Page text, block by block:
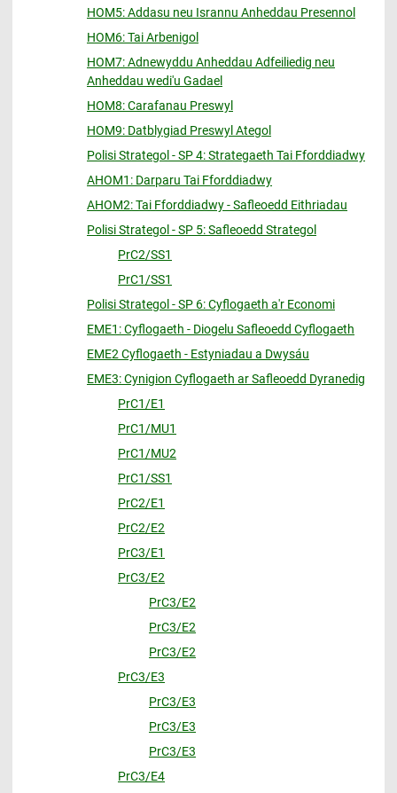
HOM5: Addasu neu Isrannu Anheddau Presennol
HOM6: Tai Arbenigol
HOM7: Adnewyddu Anheddau Adfeiliedig neu
Anheddau wedi'u Gadael
HOM8: Carafanau Preswyl
HOM9: Datblygiad Preswyl Ategol
Polisi Strategol - SP 4: Strategaeth Tai Fforddiadwy
AHOM1: Darparu Tai Fforddiadwy
AHOM2: Tai Fforddiadwy - Safleoedd Eithriadau
Polisi Strategol - SP 5: Safleoedd Strategol
PrC2/SS1
PrC1/SS1
Polisi Strategol - SP 6: Cyflogaeth a'r Economi
EME1: Cyflogaeth - Diogelu Safleoedd Cyflogaeth
EME2 Cyflogaeth - Estyniadau a Dwysáu
EME3: Cynigion Cyflogaeth ar Safleoedd Dyranedig
PrC1/E1
PrC1/MU1
PrC1/MU2
PrC1/SS1
PrC2/E1
PrC2/E2
PrC3/E1
PrC3/E2
PrC3/E2
PrC3/E2
PrC3/E2
PrC3/E3
PrC3/E3
PrC3/E3
PrC3/E3
PrC3/E4